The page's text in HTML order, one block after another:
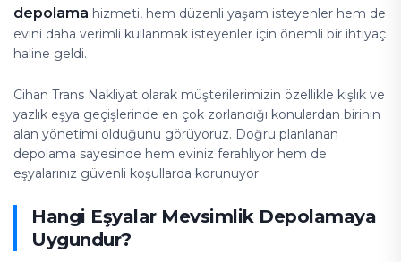
depolama hizmeti, hem düzenli yaşam isteyenler hem de
evini daha verimli kullanmak isteyenler için önemli bir ihtiyaç
haline geldi.
Cihan Trans Nakliyat olarak müşterilerimizin özellikle kışlık ve
yazlık eşya geçişlerinde en çok zorlandığı konulardan birinin
alan yönetimi olduğunu görüyoruz. Doğru planlanan
depolama sayesinde hem eviniz ferahlıyor hem de
eşyalarınız güvenli koşullarda korunuyor.
Hangi Eşyalar Mevsimlik Depolamaya
Uygundur?